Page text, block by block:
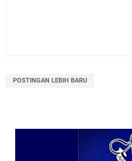
POSTINGAN LEBIH BARU